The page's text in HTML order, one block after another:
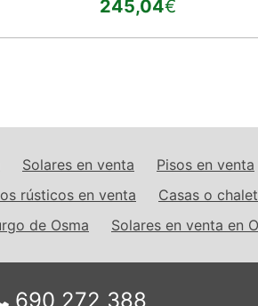
245,04€
Solares en venta Pisos en venta
rústicos en venta
Casas o
de Osma
Solares en venta en
690 272 388